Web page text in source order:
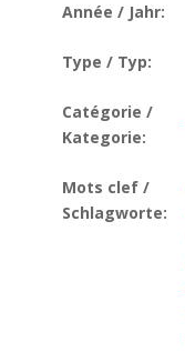
Année / Jahr:
Type / Typ:
Catégorie /
Kategorie:
Mots clef /
Schlagworte: